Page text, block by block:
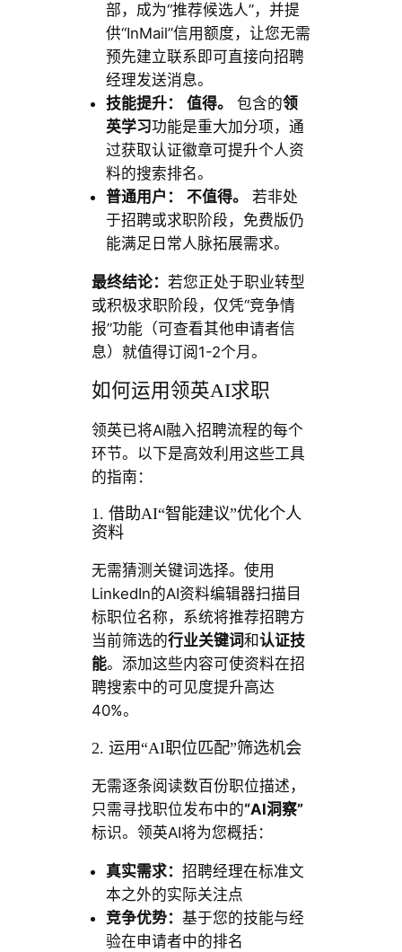
部，成为“推荐候选人”，并提
供“InMail”信用额度，让您无需
预先建立联系即可直接向招聘
经理发送消息。
技能提升：
值得。 包含的领
英学习功能是重大加分项，通
过获取认证徽章可提升个人资
料的搜索排名。
普通用户：
不值得。
若非处
于招聘或求职阶段，免费版仍
能满足日常人脉拓展需求。
最终结论： 若您正处于职业转型
或积极求职阶段，仅凭“竞争情
报”功能（可查看其他申请者信
息）就值得订阅1-2个月。
如何运用领英AI求职
领英已将AI融入招聘流程的每个
环节。以下是高效利用这些工具
的指南：
1. 借助AI“智能建议”优化个人
资料
无需猜测关键词选择。使用
LinkedIn的AI资料编辑器扫描目
标职位名称，系统将推荐招聘方
当前筛选的行业关键词和认证技
能。添加这些内容可使资料在招
聘搜索中的可见度提升高达
40%。
2. 运用“AI职位匹配”筛选机会
无需逐条阅读数百份职位描述，
只需寻找职位发布中的“AI洞察”
标识。领英AI将为您概括：
真实需求： 招聘经理在标准文
本之外的实际关注点
竞争优势： 基于您的技能与经
验在申请者中的排名